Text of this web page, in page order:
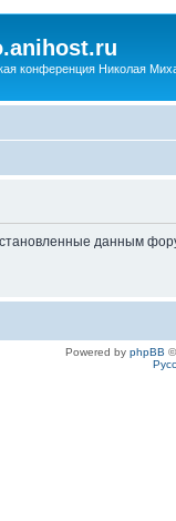
конференция Николая
данным
Powered by phpBB